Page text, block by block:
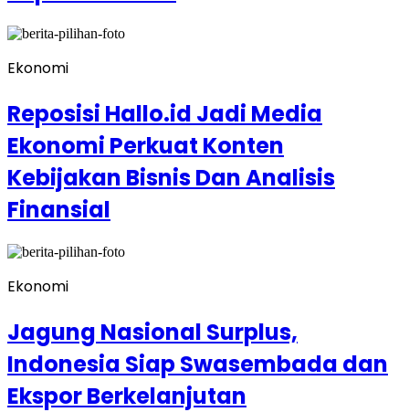
Ekonomi
Reposisi Hallo.id Jadi Media
Ekonomi Perkuat Konten
Kebijakan Bisnis Dan Analisis
Finansial
Ekonomi
Jagung Nasional Surplus,
Indonesia Siap Swasembada dan
Ekspor Berkelanjutan